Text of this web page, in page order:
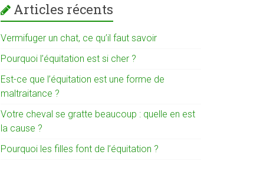
Articles récents
Vermifuger un chat, ce qu’il faut savoir
Pourquoi l’équitation est si cher ?
Est-ce que l’équitation est une forme de
maltraitance ?
Votre cheval se gratte beaucoup : quelle en est
la cause ?
Pourquoi les filles font de l’équitation ?